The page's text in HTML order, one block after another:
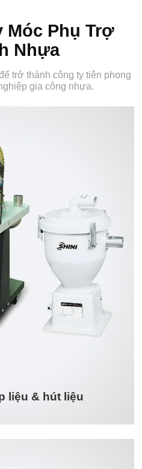
Móc Phụ Trợ
Nhựa
trở thành công ty tiên phong
gia công nhựa.
liệu & hút liệu